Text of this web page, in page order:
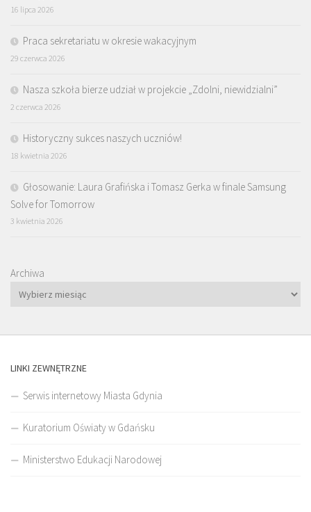
16 lipca 2026
Praca sekretariatu w okresie wakacyjnym
29 czerwca 2026
Nasza szkoła bierze udział w projekcie „Zdolni, niewidzialni”
2 czerwca 2026
Historyczny sukces naszych uczniów!
18 kwietnia 2026
Głosowanie: Laura Grafińska i Tomasz Gerka w finale Samsung
Solve for Tomorrow
3 kwietnia 2026
Archiwa
LINKI ZEWNĘTRZNE
Serwis internetowy Miasta Gdynia
Kuratorium Oświaty w Gdańsku
Ministerstwo Edukacji Narodowej